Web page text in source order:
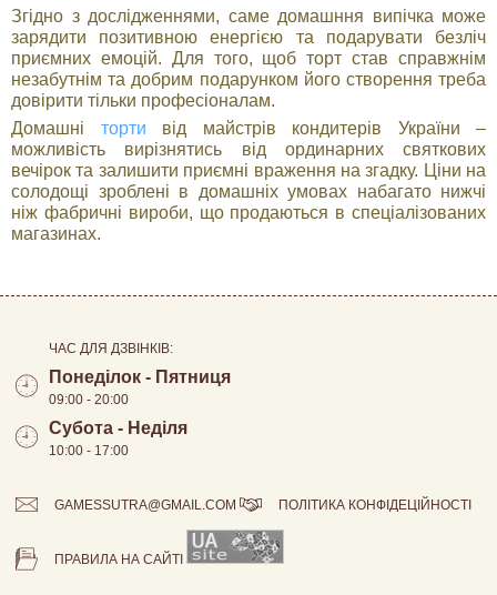
Згідно з дослідженнями, саме домашння випічка може
зарядити позитивною енергією та подарувати безліч
приємних емоцій. Для того, щоб торт став справжнім
незабутнім та добрим подарунком його створення треба
довірити тільки професіоналам.
Домашні торти від майстрів кондитерів України –
можливість вирізнятись від ординарних святкових
вечірок та залишити приємні враження на згадку. Ціни на
солодощі зроблені в домашніх умовах набагато нижчі
ніж фабричні вироби, що продаються в спеціалізованих
магазинах.
ЧАС ДЛЯ ДЗВІНКІВ:
Понеділок - Пятниця
09:00 - 20:00
Субота - Неділя
10:00 - 17:00
GAMESSUTRA@GMAIL.COM ПОЛІТИКА КОНФІДЕЦІЙНОСТІ
ПРАВИЛА НА САЙТІ